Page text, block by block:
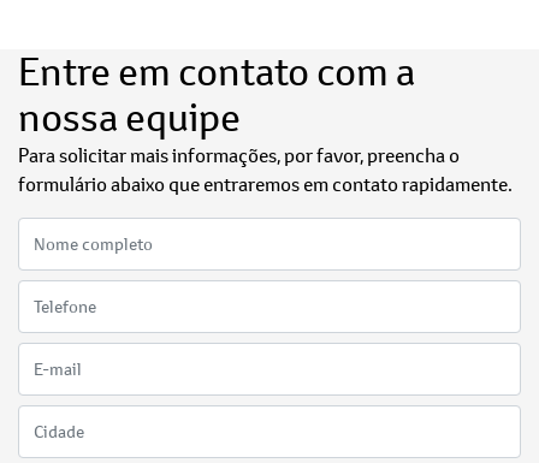
Entre em contato com a
nossa equipe
Para solicitar mais informações, por favor, preencha o
formulário abaixo que entraremos em contato rapidamente.